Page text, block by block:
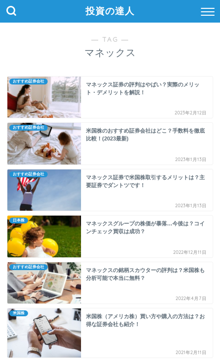
投資の達人
― TAG ―
マネックス
おすすめ証券会社
マネックス証券の評判はやばい？実際のメリッ
ト・デメリットを解説！
2023年2月12日
おすすめ証券会社
米国株のおすすめ証券会社はどこ？手数料を徹底
比較！(2023最新)
2023年1月13日
おすすめ証券会社
マネックス証券で米国株取引するメリットは？主
要証券でダントツです！
2023年1月13日
日本株
マネックスグループの株価が暴落…今後は？コイ
ンチェック買収は成功？
2022年12月11日
おすすめ証券会社
マネックスの銘柄スカウターの評判は？米国株も
分析可能で本当に無料？
2022年4月7日
米国株
米国株（アメリカ株）買い方や購入の方法は？お
得な証券会社も紹介！
2021年2月11日